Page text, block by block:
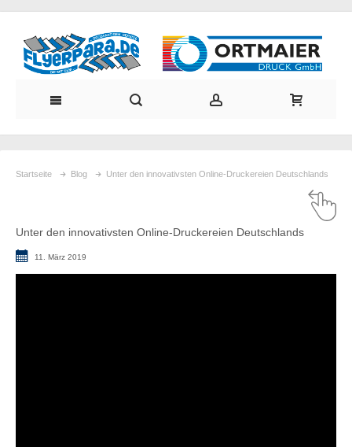
Startseite Blog Unter den innovativsten Online-Druckereien Deutschlands
Unter den innovativsten Online-Druckereien Deutschlands
11. März 2019